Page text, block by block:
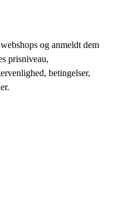
og anmeldt dem
prisniveau,
betingelser,